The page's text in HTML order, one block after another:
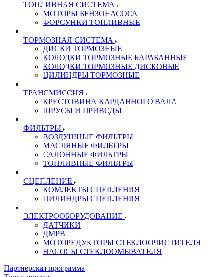
ТОПЛИВНАЯ СИСТЕМА
МОТОРЫ БЕНЗОНАСОСА
ФОРСУНКИ ТОПЛИВНЫЕ
ТОРМОЗНАЯ СИСТЕМА
ДИСКИ ТОРМОЗНЫЕ
КОЛОДКИ ТОРМОЗНЫЕ БАРАБАННЫЕ
КОЛОДКИ ТОРМОЗНЫЕ ДИСКОВЫЕ
ЦИЛИНДРЫ ТОРМОЗНЫЕ
ТРАНСМИССИЯ
КРЕСТОВИНА КАРДАННОГО ВАЛА
ШРУСЫ И ПРИВОДЫ
ФИЛЬТРЫ
ВОЗДУШНЫЕ ФИЛЬТРЫ
МАСЛЯНЫЕ ФИЛЬТРЫ
САЛОННЫЕ ФИЛЬТРЫ
ТОПЛИВНЫЕ ФИЛЬТРЫ
СЦЕПЛЕНИЕ
КОМЛЕКТЫ СЦЕПЛЕНИЯ
ЦИЛИНДРЫ СЦЕПЛЕНИЯ
ЭЛЕКТРООБОРУДОВАНИЕ
ДАТЧИКИ
ДМРВ
МОТОРЕДУКТОРЫ СТЕКЛООЧИСТИТЕЛЯ
НАСОСЫ СТЕКЛООМЫВАТЕЛЯ
Партнерская программа